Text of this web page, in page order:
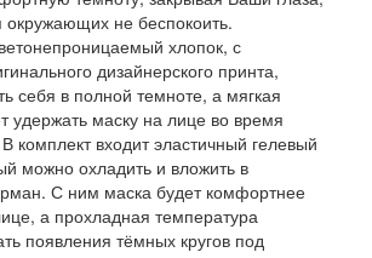
не беспокоить.
хлопок, с
дизайнерского принта,
себя в полной темноте, а мягкая
удержать маску на лице во время
комплект входит эластичный гелевый
можно охладить и вложить в
С ним маска будет комфортнее
а прохладная температура
появления тёмных кругов под